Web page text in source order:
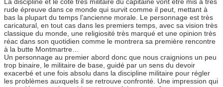
La discipline et le côté très militaire du capitaine vont être mis à très
rude épreuve dans ce monde qui survit comme il peut, mettant à
bas la plupart du temps l’ancienne morale. Le personnage est très
caricatural, en tout cas dans les premiers temps, avec sa vision très
classique du monde, une religiosité très marqué et une opinion très
réac dans son quotidien comme le montrera sa première rencontre
à la butte Montmartre…
Un personnage au premier abord donc que nous craignions un peu
trop binaire, le militaire de base, guidé par un sens du devoir
exacerbé et une fois absolu dans la discipline militaire pour régler
les problèmes auxquels il se retrouve confronté. Une impression qui